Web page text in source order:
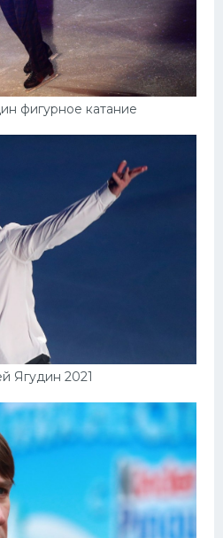
фигурное катание
Ягудин 2021